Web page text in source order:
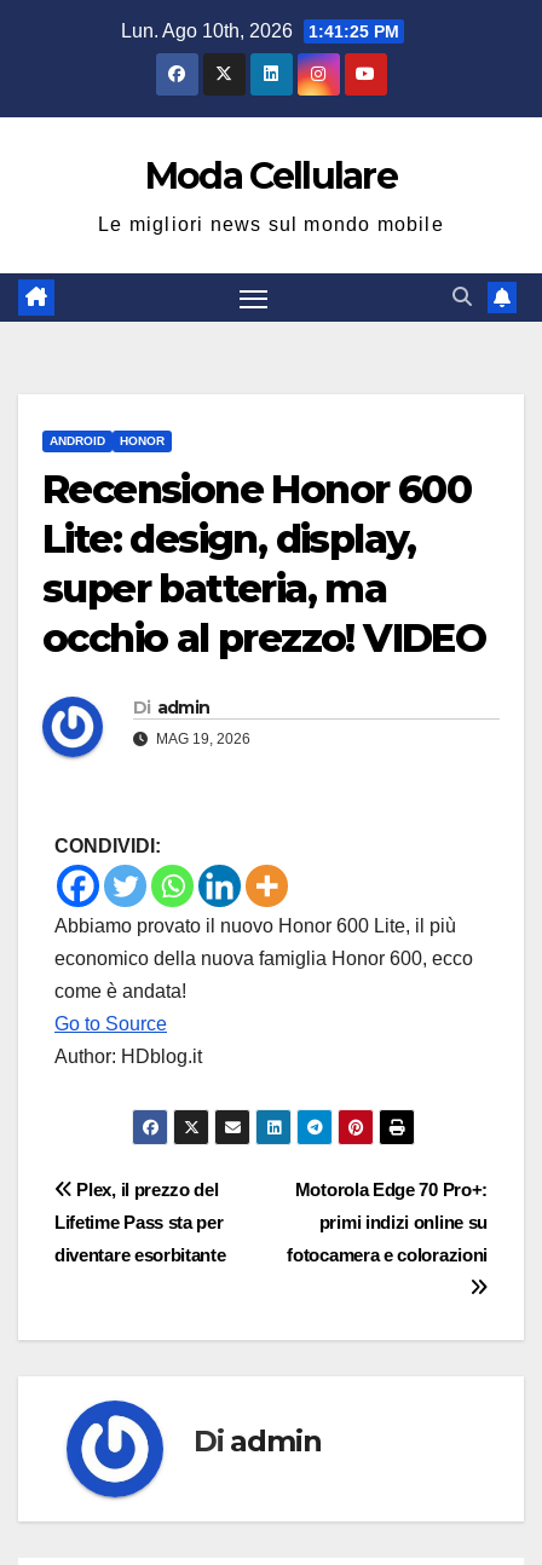
Lun. Ago 10th, 2026 1:41:26 PM
Moda Cellulare
Le migliori news sul mondo mobile
ANDROID HONOR
Recensione Honor 600
Lite: design, display,
super batteria, ma
occhio al prezzo! VIDEO
Di admin
MAG 19, 2026
CONDIVIDI:
Abbiamo provato il nuovo Honor 600 Lite, il più
economico della nuova famiglia Honor 600, ecco
come è andata!
Go to Source
Author: HDblog.it
Navigazione
articoli
Motorola Edge 70 Pro+:
primi indizi online su
fotocamera e colorazioni
Plex, il prezzo del
Lifetime Pass sta per
diventare esorbitante
Di admin